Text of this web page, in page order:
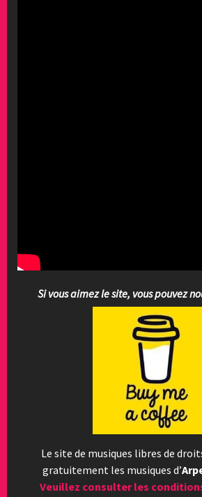
Si vous aimez le site, vous pouvez
Le site de musiques libres de
gratuitement les musiques d’
Veuillez consulter les